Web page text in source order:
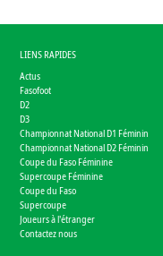
LIENS RAPIDES
Actus
Fasofoot
D2
D3
Championnat National D1 Féminin
Championnat National D2 Féminin
Coupe du Faso Féminine
Supercoupe Féminine
Coupe du Faso
Supercoupe
Joueurs à l'étranger
Contactez nous